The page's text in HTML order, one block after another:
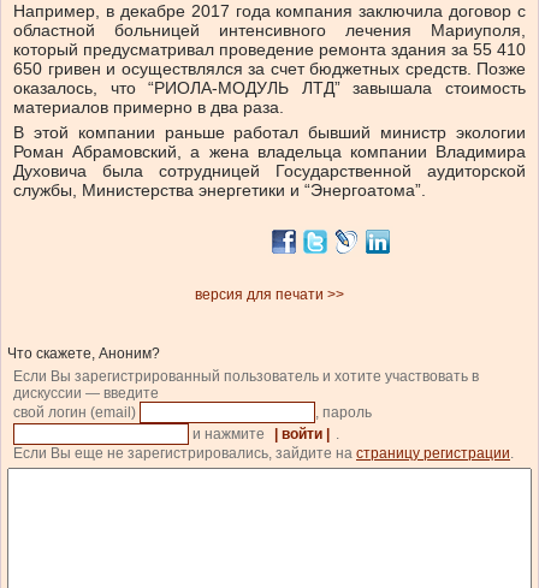
Например, в декабре 2017 года компания заключила договор с
областной больницей интенсивного лечения Мариуполя,
который предусматривал проведение ремонта здания за 55 410
650 гривен и осуществлялся за счет бюджетных средств. Позже
оказалось, что “РИОЛА-МОДУЛЬ ЛТД” завышала стоимость
материалов примерно в два раза.
В этой компании раньше работал бывший министр экологии
Роман Абрамовский, а жена владельца компании Владимира
Духовича была сотрудницей Государственной аудиторской
службы, Министерства энергетики и “Энергоатома”.
версия для печати >>
Что скажете, Аноним?
Если Вы зарегистрированный пользователь и хотите участвовать в
дискуссии — введите
свой логин (email)
, пароль
и нажмите
| войти |
.
Если Вы еще не зарегистрировались, зайдите на страницу регистрации.